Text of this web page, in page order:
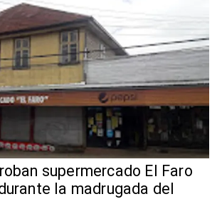
supermercado El Faro
la madrugada del